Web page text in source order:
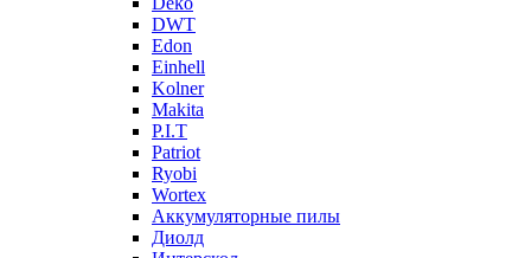
DWT
Edon
Einhell
Kolner
Makita
P.I.T
Patriot
Ryobi
Wortex
Аккумуляторные пилы
Диолд